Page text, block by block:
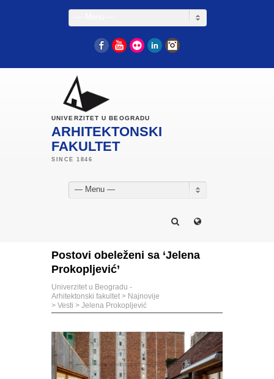
FacebookYouTube
Flickr LinkedIn
UNIVERZITET U BEOGRADU
ARHITEKTONSKI
FAKULTET
— Menu —
Postovi obeleženi sa ‘Jelena
Prokopljević’
Univerzitet u Beogradu -
Arhitektonski fakultet > Najnovije
> Vesti > Jelena Prokopljević